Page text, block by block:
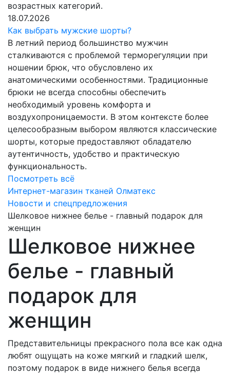
возрастных категорий.
18.07.2026
Как выбрать мужские шорты?
В летний период большинство мужчин
сталкиваются с проблемой терморегуляции при
ношении брюк, что обусловлено их
анатомическими особенностями. Традиционные
брюки не всегда способны обеспечить
необходимый уровень комфорта и
воздухопроницаемости. В этом контексте более
целесообразным выбором являются классические
шорты, которые предоставляют обладателю
аутентичность, удобство и практическую
функциональность.
Посмотреть всё
Интернет-магазин тканей Олматекс
Новости и спецпредложения
Шелковое нижнее белье - главный подарок для
женщин
Шелковое нижнее
белье - главный
подарок для
женщин
Представительницы прекрасного пола все как одна
любят ощущать на коже мягкий и гладкий шелк,
поэтому подарок в виде нижнего белья всегда